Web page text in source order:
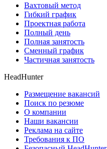
Вахтовый метод
Гибкий график
Проектная работа
Полный день
Полная занятость
Сменный график
Частичная занятость
HeadHunter
Размещение вакансий
Поиск по резюме
О компании
Наши вакансии
Реклама на сайте
Требования к ПО